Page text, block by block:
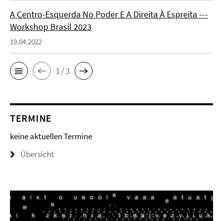
A Centro-Esquerda No Poder E A Direita À Espreita ---
Workshop Brasil 2023
19.04.2022
1 / 3
TERMINE
keine aktuellen Termine
Übersicht